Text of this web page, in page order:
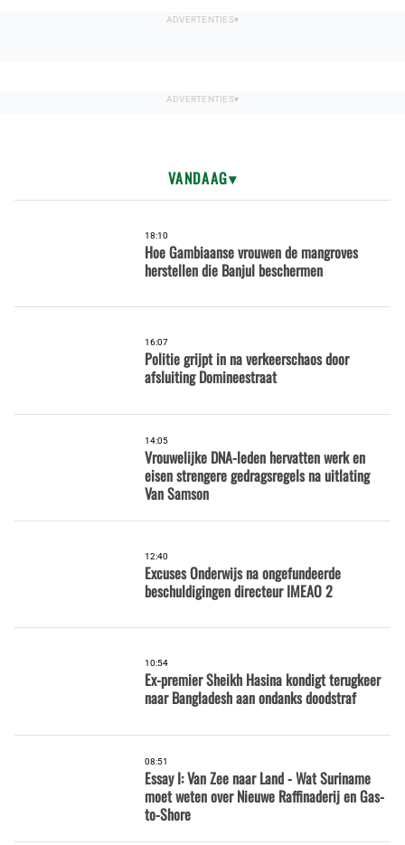
VANDAAG
18:10
Hoe Gambiaanse vrouwen de mangroves
herstellen die Banjul beschermen
16:07
Politie grijpt in na verkeerschaos door
afsluiting Domineestraat
14:05
Vrouwelijke DNA-leden hervatten werk en
eisen strengere gedragsregels na uitlating
Van Samson
12:40
Excuses Onderwijs na ongefundeerde
beschuldigingen directeur IMEAO 2
10:54
Ex-premier Sheikh Hasina kondigt terugkeer
naar Bangladesh aan ondanks doodstraf
08:51
Essay I: Van Zee naar Land - Wat Suriname
moet weten over Nieuwe Raffinaderij en Gas-
to-Shore